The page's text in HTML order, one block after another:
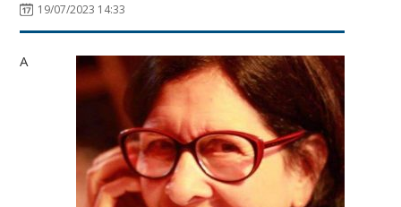
19/07/2023 14:33
A